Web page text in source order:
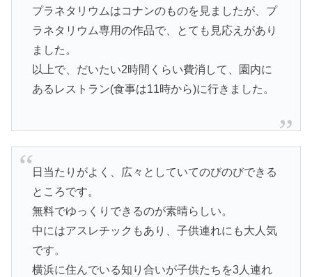
プラネタリウムはコナンのものを見ましたが、プ
ラネタリウム専用の作品で、とても見応えがあり
ました。
以上で、だいたい2時間くらい費消して、園内に
あるレストラン(食事は11時から)に行きました。
日当たりがよく、広々としていてのびのびできる
ところです。
無料でゆっくりできるのが素晴らしい。
中にはアスレチックもあり、子供連れにも大人気
です。
横浜に住んでいる知り合いが子供たちを3人連れ